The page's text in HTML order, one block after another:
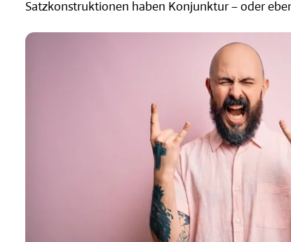
Satzkonstruktionen haben Konjunktur – oder